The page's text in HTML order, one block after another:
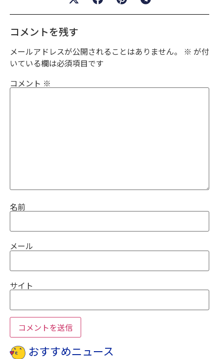
コメントを残す
メールアドレスが公開されることはありません。 ※ が付
いている欄は必須項目です
コメント ※
名前
メール
サイト
おすすめニュース